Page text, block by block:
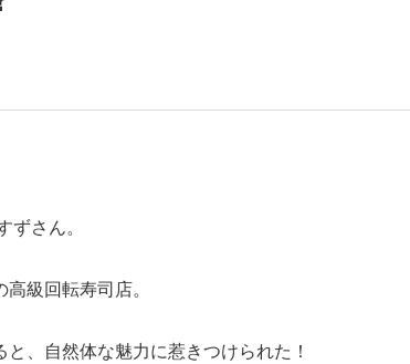
さん。
級回転寿司店。
、自然体な魅力に惹きつけられた！